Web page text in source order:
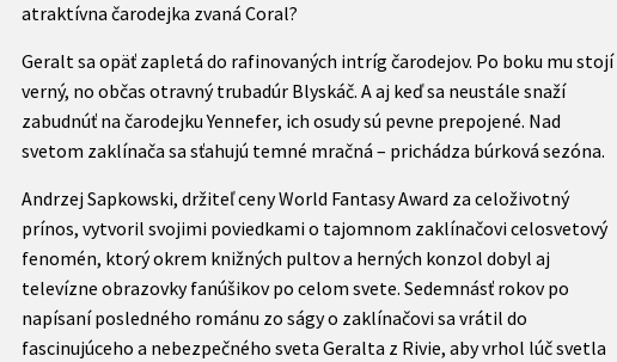
atraktívna čarodejka zvaná Coral?
Geralt sa opäť zapletá do rafinovaných intríg čarodejov. Po boku mu stojí
verný, no občas otravný trubadúr Blyskáč. A aj keď sa neustále snaží
zabudnúť na čarodejku Yennefer, ich osudy sú pevne prepojené. Nad
svetom zaklínača sa sťahujú temné mračná – prichádza búrková sezóna.
Andrzej Sapkowski, držiteľ ceny World Fantasy Award za celoživotný
prínos, vytvoril svojimi poviedkami o tajomnom zaklínačovi celosvetový
fenomén, ktorý okrem knižných pultov a herných konzol dobyl aj
televízne obrazovky fanúšikov po celom svete. Sedemnásť rokov po
napísaní posledného románu zo ságy o zaklínačovi sa vrátil do
fascinujúceho a nebezpečného sveta Geralta z Rivie, aby vrhol lúč svetla